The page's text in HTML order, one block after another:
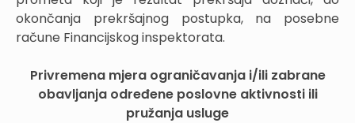
okončanja prekršajnog postupka, na posebne
račune Financijskog inspektorata.
Privremena mjera ograničavanja i/ili zabrane
obavljanja određene poslovne aktivnosti ili
pružanja usluge